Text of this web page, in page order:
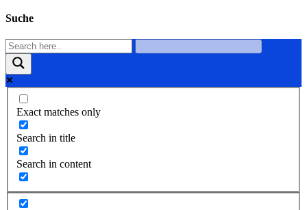
Suche
Exact matches only
Search in title
Search in content